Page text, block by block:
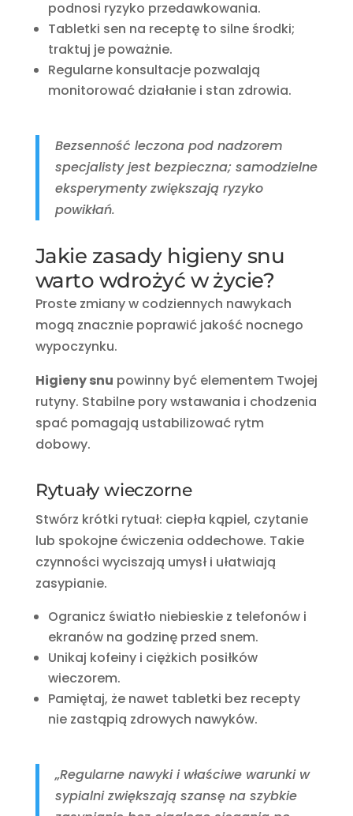
podnosi ryzyko przedawkowania.
Tabletki sen na receptę to silne środki;
traktuj je poważnie.
Regularne konsultacje pozwalają
monitorować działanie i stan zdrowia.
Bezsenność leczona pod nadzorem
specjalisty jest bezpieczna; samodzielne
eksperymenty zwiększają ryzyko
powikłań.
Jakie zasady higieny snu
warto wdrożyć w życie?
Proste zmiany w codziennych nawykach
mogą znacznie poprawić jakość nocnego
wypoczynku.
Higieny snu powinny być elementem Twojej
rutyny. Stabilne pory wstawania i chodzenia
spać pomagają ustabilizować rytm
dobowy.
Rytuały wieczorne
Stwórz krótki rytuał: ciepła kąpiel, czytanie
lub spokojne ćwiczenia oddechowe. Takie
czynności wyciszają umysł i ułatwiają
zasypianie.
Ogranicz światło niebieskie z telefonów i
ekranów na godzinę przed snem.
Unikaj kofeiny i ciężkich posiłków
wieczorem.
Pamiętaj, że nawet tabletki bez recepty
nie zastąpią zdrowych nawyków.
„Regularne nawyki i właściwe warunki w
sypialni zwiększają szansę na szybkie